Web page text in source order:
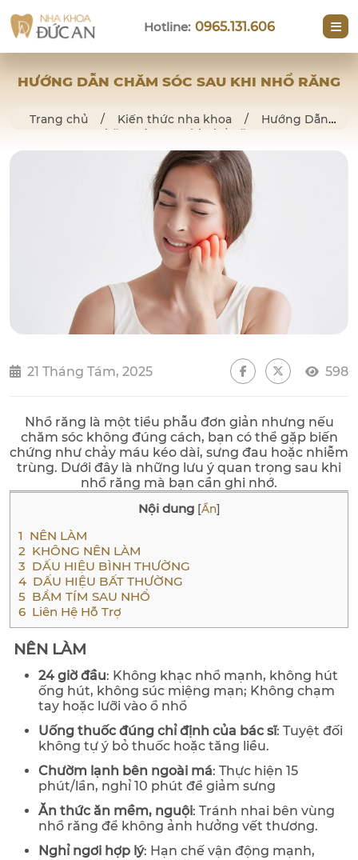
Hotline: 0965.131.606
HƯỚNG DẪN CHĂM SÓC SAU KHI NHỔ RĂNG
Trang chủ / Kiến thức nha khoa /
Hướng Dẫn
Chăm Sóc Sau Khi Nhổ Răng
21 Tháng Tám, 2025 598
Nhổ răng là một tiểu phẫu đơn giản nhưng nếu
chăm sóc không đúng cách, bạn có thể gặp biến
chứng như chảy máu kéo dài, sưng đau hoặc nhiễm
trùng. Dưới đây là những lưu ý quan trọng sau khi
nhổ răng mà bạn cần ghi nhớ.
Nội dung [Ẩn]
1 NÊN LÀM
2 KHÔNG NÊN LÀM
3 DẤU HIỆU BÌNH THƯỜNG
4 DẤU HIỆU BẤT THƯỜNG
5 BẦM TÍM SAU NHỔ
6 Liên Hệ Hỗ Trợ
NÊN LÀM
24 giờ đầu: Không khạc nhổ mạnh, không hút
ống hút, không súc miệng mạn; Không chạm
tay hoặc lưỡi vào ổ nhổ
Uống thuốc đúng chỉ định của bác sĩ: Tuyệt đối
không tự ý bỏ thuốc hoặc tăng liều.
Chườm lạnh bên ngoài má: Thực hiện 15
phút/lần, nghỉ 10 phút để giảm sưng
Ăn thức ăn mềm, nguội: Tránh nhai bên vùng
nhổ răng để không ảnh hưởng vết thương.
Nghỉ ngơi hợp lý: Hạn chế vận động mạnh,